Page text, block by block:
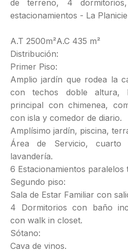
de terreno, 4
estacionamientos - La
A.T 2500m²A.C 435 m²
Distribución:
Primer Piso:
Amplio jardín que rodea la
con techos doble altura,
principal con chimenea,
con isla y comedor de diario.
Amplísimo jardín, piscina,
Área de Servicio,
lavandería.
6 Estacionamientos paralelos
Segundo piso:
Sala de Estar Familiar con
4 Dormitorios con baño
con walk in closet.
Sótano:
Cava de vinos.